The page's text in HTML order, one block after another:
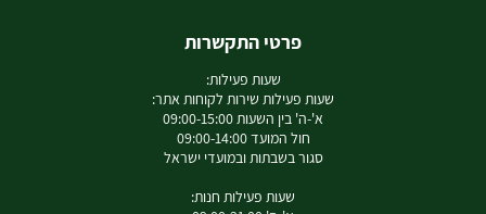
פרטי התקשרות
שעות פעילות:
שעות פעילות שירות לקוחות אתר:
א'-ה' בין השעות 09:00-15:00
חול המועד 09:00-14:00
סגור בשבתות ובמועדי ישראל
שעות פעילות חנות: